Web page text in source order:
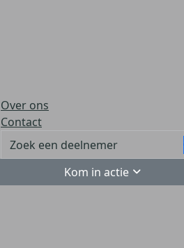
Over ons
Contact
Kom in actie